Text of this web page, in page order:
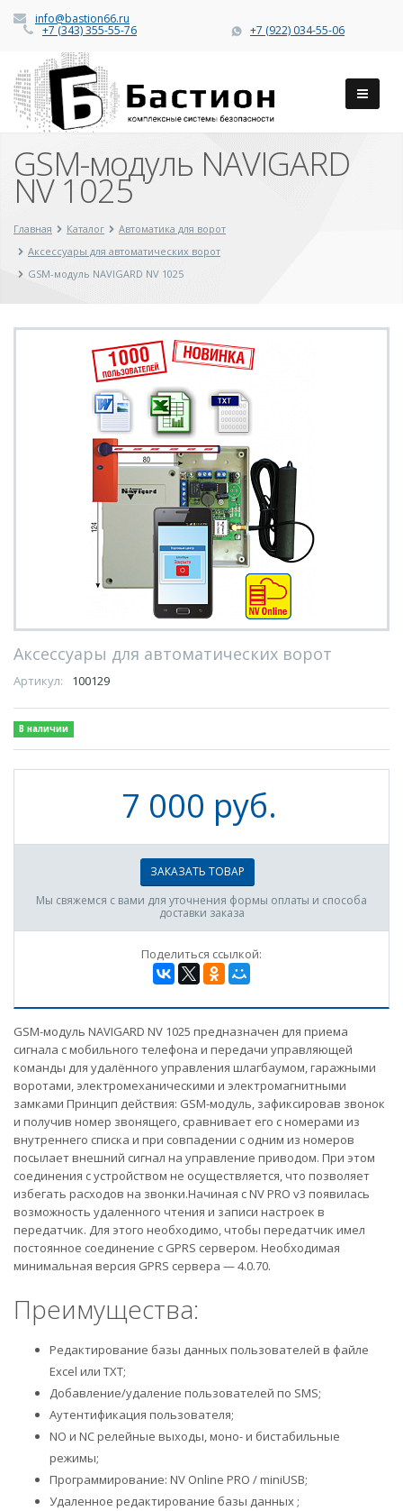
info@bastion66.ru
+7 (343) 355-55-76 +7 (922) 034-55-06
GSM-модуль NAVIGARD
NV 1025
Главная Каталог
Автоматика для ворот
Аксессуары для автоматических ворот
GSM-модуль NAVIGARD NV 1025
Аксессуары для автоматических ворот
Артикул: 100129
В наличии
7 000 руб.
ЗАКАЗАТЬ ТОВАР
Мы свяжемся с вами для уточнения формы оплаты и способа
доставки заказа
Поделиться ссылкой:
GSM-модуль NAVIGARD NV 1025 предназначен для приема
сигнала с мобильного телефона и передачи управляющей
команды для удалённого управления шлагбаумом, гаражными
воротами, электромеханическими и электромагнитными
замками Принцип действия: GSM-модуль, зафиксировав звонок
и получив номер звонящего, сравнивает его с номерами из
внутреннего списка и при совпадении с одним из номеров
посылает внешний сигнал на управление приводом. При этом
соединения с устройством не осуществляется, что позволяет
избегать расходов на звонки.Начиная с NV PRO v3 появилась
возможность удаленного чтения и записи настроек в
передатчик. Для этого необходимо, чтобы передатчик имел
постоянное соединение с GPRS сервером. Необходимая
минимальная версия GPRS сервера — 4.0.70.
Преимущества:
Редактирование базы данных пользователей в файле
Excel или TXT;
Добавление/удаление пользователей по SMS;
Аутентификация пользователя;
NO и NC релейные выходы, моно- и бистабильные
режимы;
Программирование: NV Online PRO / miniUSB;
Удаленное редактирование базы данных ;